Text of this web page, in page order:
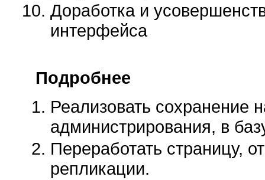
Доработка и
интерфейса
Подробнее
Реализовать сохранение
администрирования, в
Переработать страницу,
репликации.